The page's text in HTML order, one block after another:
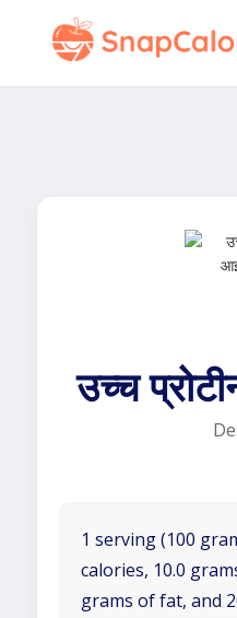
उच्च
1 serving (100
calories, 10.0
grams of fat, and